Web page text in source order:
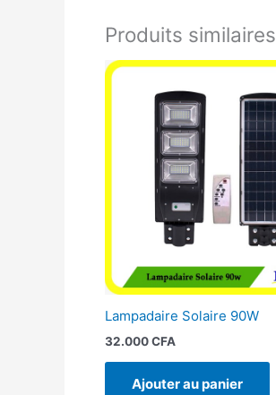
Produits similaires
Lampadaire Solaire 90W
32.000CFA
Ajouter au panier